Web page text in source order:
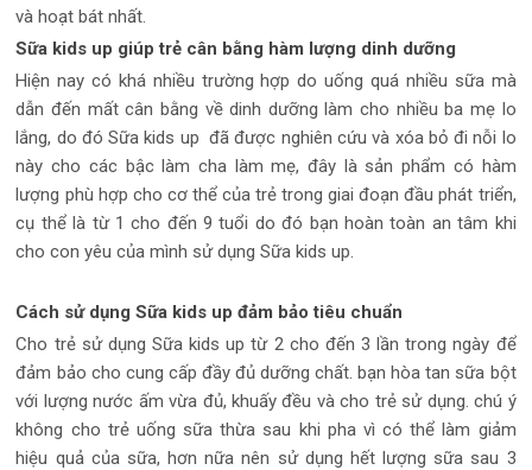
và hoạt bát nhất.
Sữa kids up giúp trẻ cân bằng hàm lượng dinh dưỡng
Hiện nay có khá nhiều trường hợp do uống quá nhiều sữa mà
dẫn đến mất cân bằng về dinh dưỡng làm cho nhiều ba mẹ lo
lắng, do đó Sữa kids up đã được nghiên cứu và xóa bỏ đi nỗi lo
này cho các bậc làm cha làm mẹ, đây là sản phẩm có hàm
lượng phù hợp cho cơ thể của trẻ trong giai đoạn đầu phát triển,
cụ thể là từ 1 cho đến 9 tuổi do đó bạn hoàn toàn an tâm khi
cho con yêu của mình sử dụng Sữa kids up.
Cách sử dụng Sữa kids up đảm bảo tiêu chuẩn
Cho trẻ sử dụng Sữa kids up từ 2 cho đến 3 lần trong ngày để
đảm bảo cho cung cấp đầy đủ dưỡng chất. bạn hòa tan sữa bột
với lượng nước ấm vừa đủ, khuấy đều và cho trẻ sử dụng. chú ý
không cho trẻ uống sữa thừa sau khi pha vì có thể làm giảm
hiệu quả của sữa, hơn nữa nên sử dụng hết lượng sữa sau 3